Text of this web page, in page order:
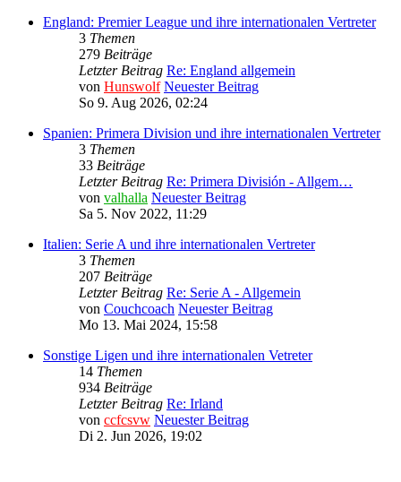
England: Premier League und ihre internationalen Vertreter
3 Themen
279 Beiträge
Letzter Beitrag Re: England allgemein
von Hunswolf Neuester Beitrag
So 9. Aug 2026, 02:24
Spanien: Primera Division und ihre internationalen Vertreter
3 Themen
33 Beiträge
Letzter Beitrag Re: Primera División - Allgem…
von valhalla Neuester Beitrag
Sa 5. Nov 2022, 11:29
Italien: Serie A und ihre internationalen Vertreter
3 Themen
207 Beiträge
Letzter Beitrag Re: Serie A - Allgemein
von Couchcoach Neuester Beitrag
Mo 13. Mai 2024, 15:58
Sonstige Ligen und ihre internationalen Vetreter
14 Themen
934 Beiträge
Letzter Beitrag Re: Irland
von ccfcsvw Neuester Beitrag
Di 2. Jun 2026, 19:02